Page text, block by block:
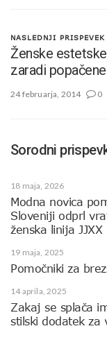
NASLEDNJI PRISPEVEK
Ženske
zaradi
24 februarja, 2014 0
Sorodni
18 maja, 2026
Modna novica
Sloveniji odprl
ženska linija JJXX
19 maja, 2025
Pomočniki za
14 aprila, 2025
Zakaj se splača
stilski dodatek za